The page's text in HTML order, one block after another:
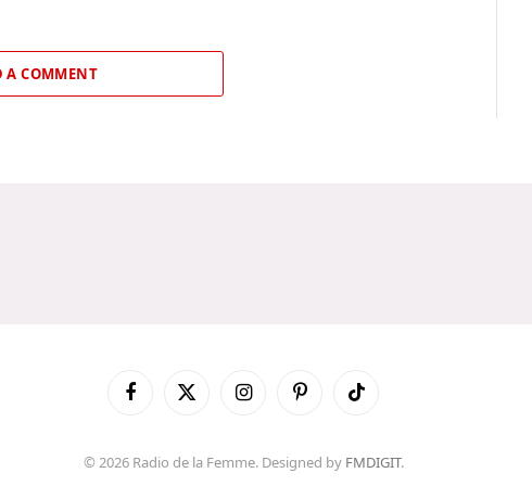
A COMMENT
FacebookX
InstagramPinterestTikTok
© 2026 Radio de la Femme. Designed by FMDIGIT.